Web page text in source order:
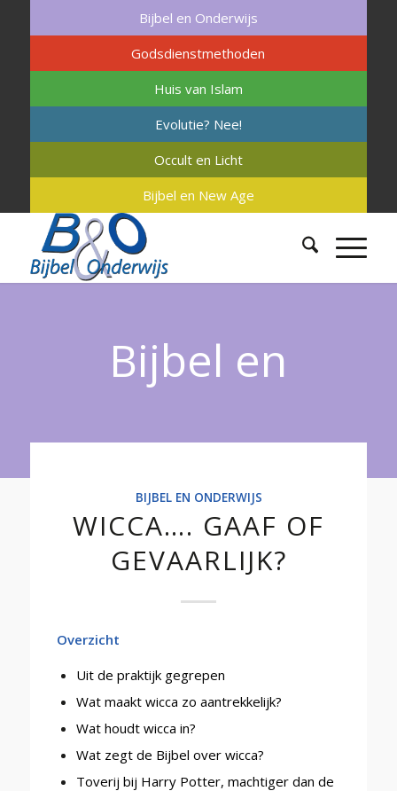
Bijbel en Onderwijs
Godsdienstmethoden
Huis van Islam
Evolutie? Nee!
Occult en Licht
Bijbel en New Age
Bijbel en
Onderwijs
BIJBEL EN ONDERWIJS
WICCA…. GAAF OF
GEVAARLIJK?
Overzicht
Uit de praktijk gegrepen
Wat maakt wicca zo aantrekkelijk?
Wat houdt wicca in?
Wat zegt de Bijbel over wicca?
Toverij bij Harry Potter, machtiger dan de